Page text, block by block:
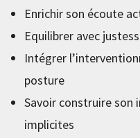
Enrichir son écoute
Equilibrer avec
Intégrer
posture
Savoir construire son
implicites